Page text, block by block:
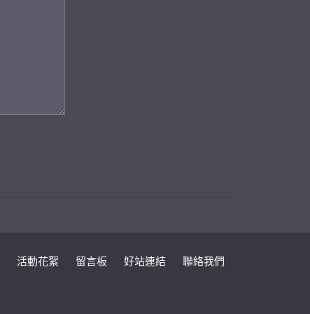
活動花絮 留言板 好站連結 聯絡我們